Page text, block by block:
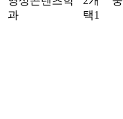
과
택1